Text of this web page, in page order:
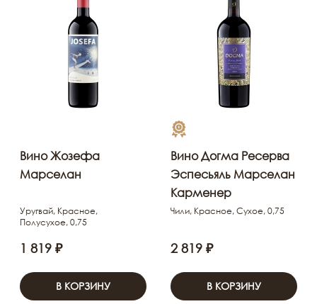
Вино Жозефа
Марселан
Уругвай, Красное,
Полусухое, 0,75
1 819 ₽
В КОРЗИНУ
Вино Догма Ресерва
Эспесьяль Марселан
Карменер
Чили, Красное, Сухое, 0,75
2 819 ₽
В КОРЗИНУ